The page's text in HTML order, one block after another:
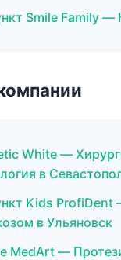
Smile Family —
White —
в
Kids ProfiDent
в Ульяновск
MedArt —